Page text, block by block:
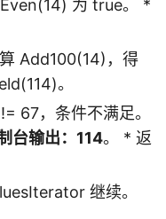
为 true。 *
Add100(14)，得
。
67，条件不满足。
台输出：114。 * 返
继续。